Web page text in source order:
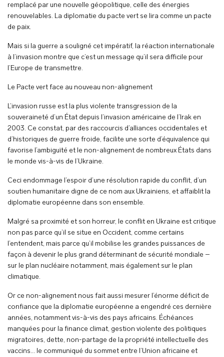
remplacé par une nouvelle géopolitique, celle des énergies
renouvelables. La diplomatie du pacte vert se lira comme un pacte
de paix.
Mais si la guerre a souligné cet impératif, la réaction internationale
à l’invasion montre que c’est un message qu’il sera difficile pour
l’Europe de transmettre.
Le Pacte vert face au nouveau non-alignement
L’invasion russe est la plus violente transgression de la
souveraineté d’un État depuis l’invasion américaine de l’Irak en
2003. Ce constat, par des raccourcis d’alliances occidentales et
d’historiques de guerre froide, facilite une sorte d’équivalence qui
favorise l’ambiguïté et le non-alignement de nombreux États dans
le monde vis-à-vis de l’Ukraine.
Ceci endommage l’espoir d’une résolution rapide du conflit, d’un
soutien humanitaire digne de ce nom aux Ukrainiens, et affaiblit la
diplomatie européenne dans son ensemble.
Malgré sa proximité et son horreur, le conflit en Ukraine est critique
non pas parce qu’il se situe en Occident, comme certains
l’entendent, mais parce qu’il mobilise les grandes puissances de
façon à devenir le plus grand déterminant de sécurité mondiale –
sur le plan nucléaire notamment, mais également sur le plan
climatique.
Or ce non-alignement nous fait aussi mesurer l’énorme déficit de
confiance que la diplomatie européenne a engendré ces dernière
années, notamment vis-à-vis des pays africains. Échéances
manquées pour la finance climat, gestion violente des politiques
migratoires, dette, non-partage de la propriété intellectuelle des
vaccins… le communiqué du sommet entre l’Union africaine et